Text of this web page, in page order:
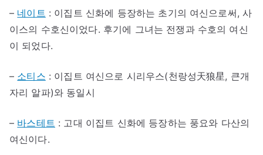
– 네이트 : 이집트 신화에 등장하는 초기의 여신으로써, 사
이스의 수호신이었다. 후기에 그녀는 전쟁과 수호의 여신
이 되었다.
– 소티스 : 이집트 여신으로 시리우스(천랑성天狼星, 큰개
자리 알파)와 동일시
– 바스테트 : 고대 이집트 신화에 등장하는 풍요와 다산의
여신이다.